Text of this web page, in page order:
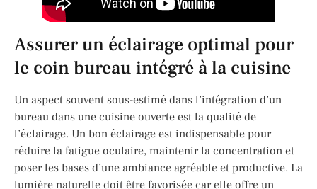
Assurer un éclairage optimal pour
le coin bureau intégré à la cuisine
Un aspect souvent sous-estimé dans l’intégration d’un
bureau dans une cuisine ouverte est la qualité de
l’éclairage. Un bon éclairage est indispensable pour
réduire la fatigue oculaire, maintenir la concentration et
poser les bases d’une ambiance agréable et productive. La
lumière naturelle doit être favorisée car elle offre un